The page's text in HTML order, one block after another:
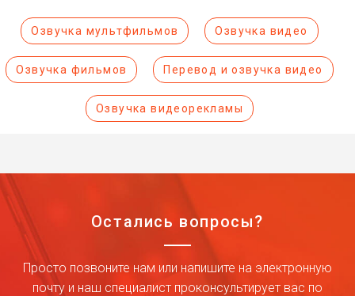
Озвучка мультфильмов Озвучка видео
Озвучка фильмов Перевод и озвучка видео
Озвучка видеорекламы
Остались вопросы?
Просто позвоните нам или напишите на электронную
почту и наш специалист проконсультирует вас по